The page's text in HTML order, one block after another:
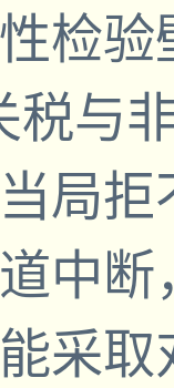
检
税与
局
中
采